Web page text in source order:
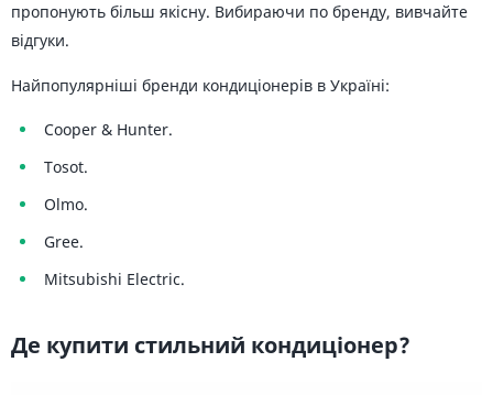
пропонують більш якісну. Вибираючи по бренду, вивчайте
відгуки.
Найпопулярніші бренди кондиціонерів в Україні:
Cooper & Hunter.
Tosot.
Olmo.
Gree.
Mitsubishi Electric.
Де купити стильний кондиціонер?